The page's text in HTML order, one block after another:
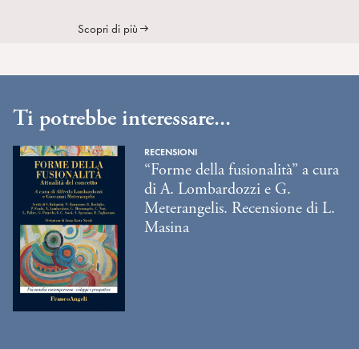
Scopri di più
Ti potrebbe interessare...
RECENSIONI
“Forme della fusionalità” a cura
di A. Lombardozzi e G.
Meterangelis. Recensione di L.
Masina